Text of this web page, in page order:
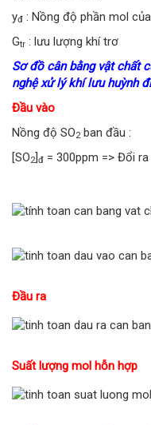
yđ : Nồng độ phần mol
Gtr : lưu lượng khí trơ
Sơ đồ cân bằng vật chất
nghệ xử lý khí lưu huỳnh
Đầu vào
Nồng độ SO2 ban đầu :
[SO2]đ = 300ppm => Đổi
Đầu ra
Suất lượng mol hỗn hợp